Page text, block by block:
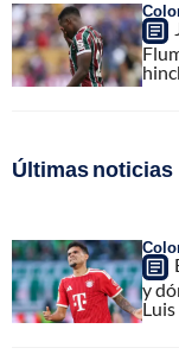
Últimas noticias
y